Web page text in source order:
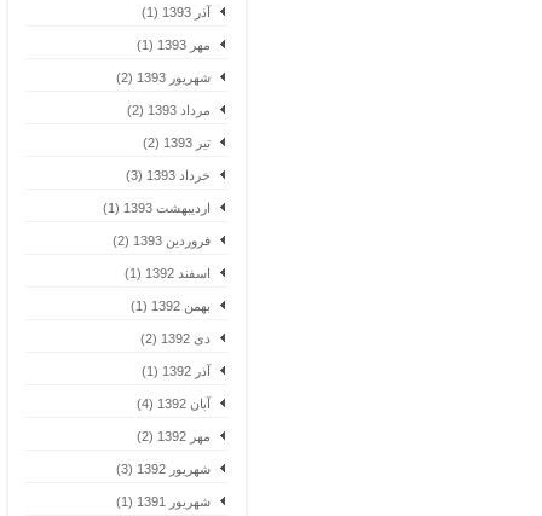
آذر 1393 (1)
مهر 1393 (1)
شهریور 1393 (2)
مرداد 1393 (2)
تیر 1393 (2)
خرداد 1393 (3)
اردیبهشت 1393 (1)
فروردین 1393 (2)
اسفند 1392 (1)
بهمن 1392 (1)
دی 1392 (2)
آذر 1392 (1)
آبان 1392 (4)
مهر 1392 (2)
شهریور 1392 (3)
شهریور 1391 (1)